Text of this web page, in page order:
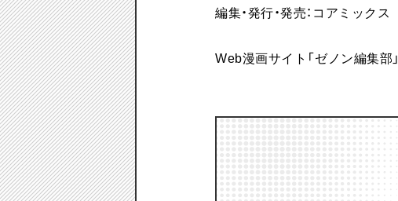
編集・発行・発売：コアミックス
Web漫画サイト「ゼノン編集部」